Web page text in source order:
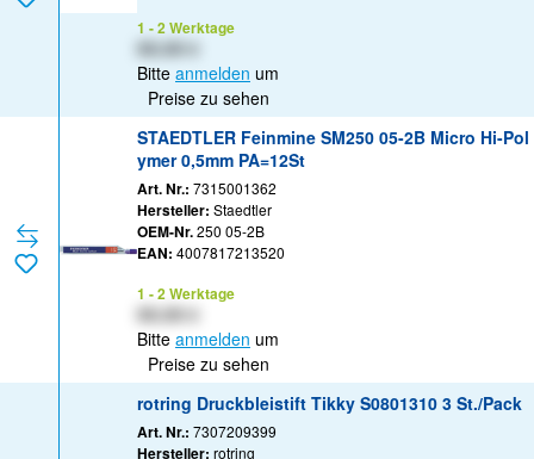
1 - 2 Werktage
Bitte anmelden um
Preise zu sehen
STAEDTLER Feinmine SM250 05-2B Micro Hi-Pol
ymer 0,5mm PA=12St
Art. Nr.: 7315001362
Hersteller: Staedtler
OEM-Nr.250 05-2B
EAN: 4007817213520
1 - 2 Werktage
Bitte anmelden um
Preise zu sehen
rotring Druckbleistift Tikky S0801310 3 St./Pack
Art. Nr.: 7307209399
Hersteller: rotring